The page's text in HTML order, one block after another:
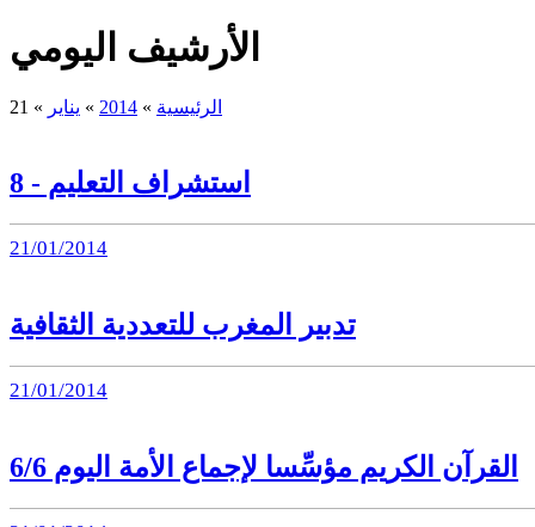
الأرشيف اليومي
الرئيسية »
2014
» يناير »
21
استشراف التعليم - 8
21/01/2014
تدبير المغرب للتعددية الثقافية
21/01/2014
القرآن الكريم مؤسِّسا لإجماع الأمة اليوم 6/6